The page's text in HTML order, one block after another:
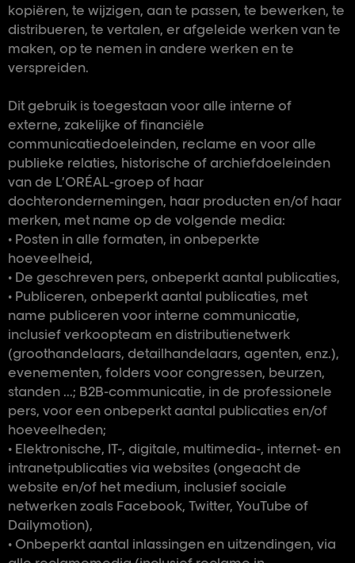
kopiëren, te wijzigen, aan te passen, te bewerken, te
distribueren, te vertalen, er afgeleide werken van te
maken, op te nemen in andere werken en te
verspreiden.
Dit gebruik is toegestaan voor alle interne of
externe, zakelijke of financiële
communicatiedoeleinden, reclame en voor alle
publieke relaties, historische of archiefdoeleinden
van de L’ORÉAL-groep of haar
dochterondernemingen, haar producten en/of haar
merken, met name op de volgende media:
• Posten in alle formaten, in onbeperkte
hoeveelheid,
• De geschreven pers, onbeperkt aantal publicaties,
• Publiceren, onbeperkt aantal publicaties, met
name publiceren voor interne communicatie,
inclusief verkoopteam en distributienetwerk
(groothandelaars, detailhandelaars, agenten, enz.),
evenementen, folders voor congressen, beurzen,
standen ...; B2B-communicatie, in de professionele
pers, voor een onbeperkt aantal publicaties en/of
hoeveelheden;
• Elektronische, IT-, digitale, multimedia-, internet- en
intranetpublicaties via websites (ongeacht de
website en/of het medium, inclusief sociale
netwerken zoals Facebook, Twitter, YouTube of
Dailymotion),
• Onbeperkt aantal inlassingen en uitzendingen, via